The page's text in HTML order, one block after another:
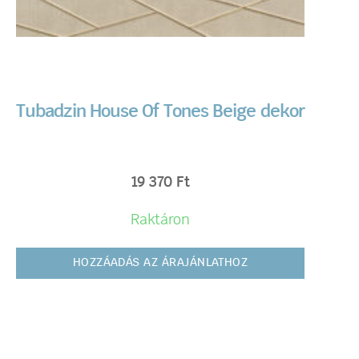
Tubadzin House Of Tones Beige dekor
19 370 Ft
Raktáron
HOZZÁADÁS AZ ÁRAJÁNLATHOZ